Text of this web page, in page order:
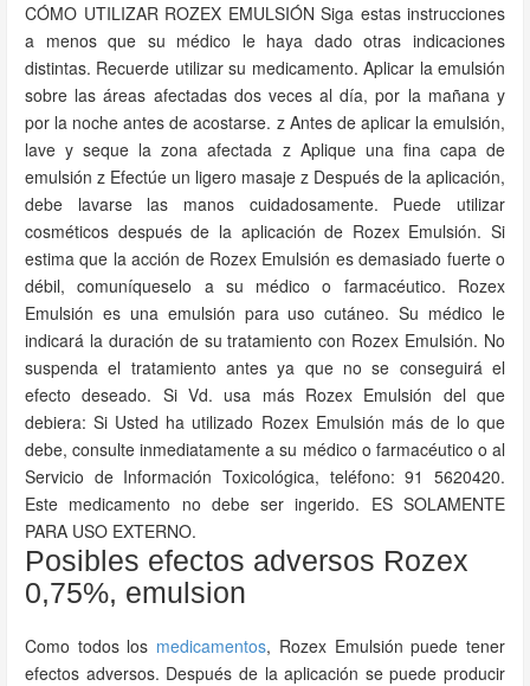
CÓMO UTILIZAR ROZEX EMULSIÓN Siga estas instrucciones
a menos que su médico le haya dado otras indicaciones
distintas. Recuerde utilizar su medicamento. Aplicar la emulsión
sobre las áreas afectadas dos veces al día, por la mañana y
por la noche antes de acostarse. z Antes de aplicar la emulsión,
lave y seque la zona afectada z Aplique una fina capa de
emulsión z Efectúe un ligero masaje z Después de la aplicación,
debe lavarse las manos cuidadosamente. Puede utilizar
cosméticos después de la aplicación de Rozex Emulsión. Si
estima que la acción de Rozex Emulsión es demasiado fuerte o
débil, comuníqueselo a su médico o farmacéutico. Rozex
Emulsión es una emulsión para uso cutáneo. Su médico le
indicará la duración de su tratamiento con Rozex Emulsión. No
suspenda el tratamiento antes ya que no se conseguirá el
efecto deseado. Si Vd. usa más Rozex Emulsión del que
debiera: Si Usted ha utilizado Rozex Emulsión más de lo que
debe, consulte inmediatamente a su médico o farmacéutico o al
Servicio de Información Toxicológica, teléfono: 91 5620420.
Este medicamento no debe ser ingerido. ES SOLAMENTE
PARA USO EXTERNO.
Posibles efectos adversos Rozex
0,75%, emulsion
Como todos los medicamentos, Rozex Emulsión puede tener
efectos adversos. Después de la aplicación se puede producir